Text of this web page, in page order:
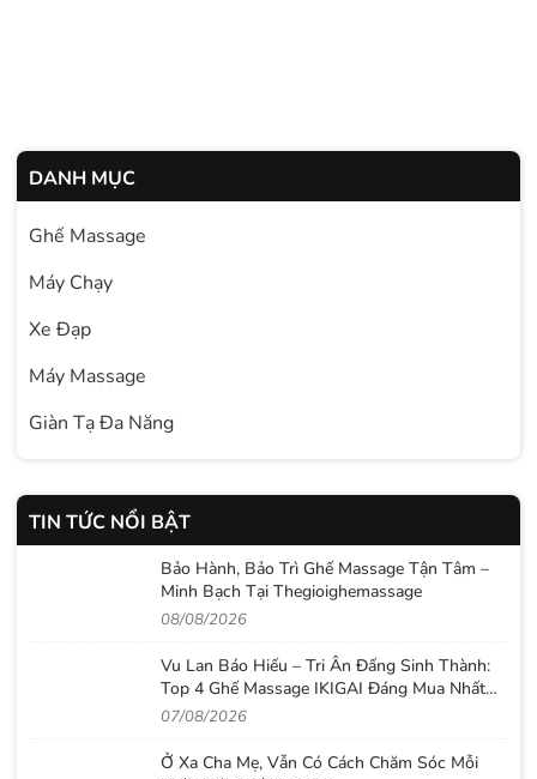
DANH MỤC
Ghế Massage
Máy Chạy
Xe Đạp
Máy Massage
Giàn Tạ Đa Năng
TIN TỨC NỔI BẬT
Bảo Hành, Bảo Trì Ghế Massage Tận Tâm –
Minh Bạch Tại Thegioighemassage
08/08/2026
Vu Lan Báo Hiếu – Tri Ân Đấng Sinh Thành:
Top 4 Ghế Massage IKIGAI Đáng Mua Nhất
2026
07/08/2026
Ở Xa Cha Mẹ, Vẫn Có Cách Chăm Sóc Mỗi